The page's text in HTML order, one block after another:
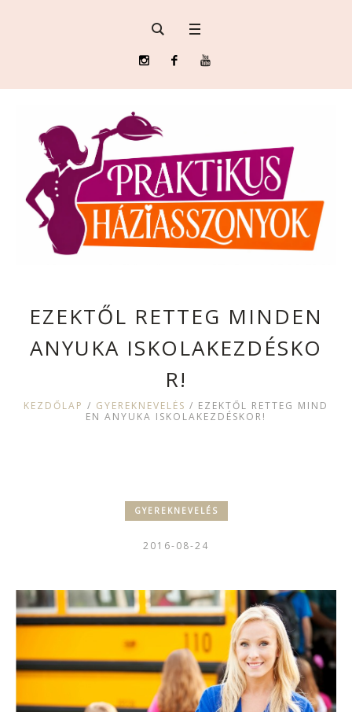
EZEKTŐL RETTEG MINDEN
ANYUKA ISKOLAKEZDÉSKO
R!
KEZDŐLAP / GYEREKNEVELÉS / EZEKTŐL RETTEG MIND
EN ANYUKA ISKOLAKEZDÉSKOR!
GYEREKNEVELÉS
2016-08-24